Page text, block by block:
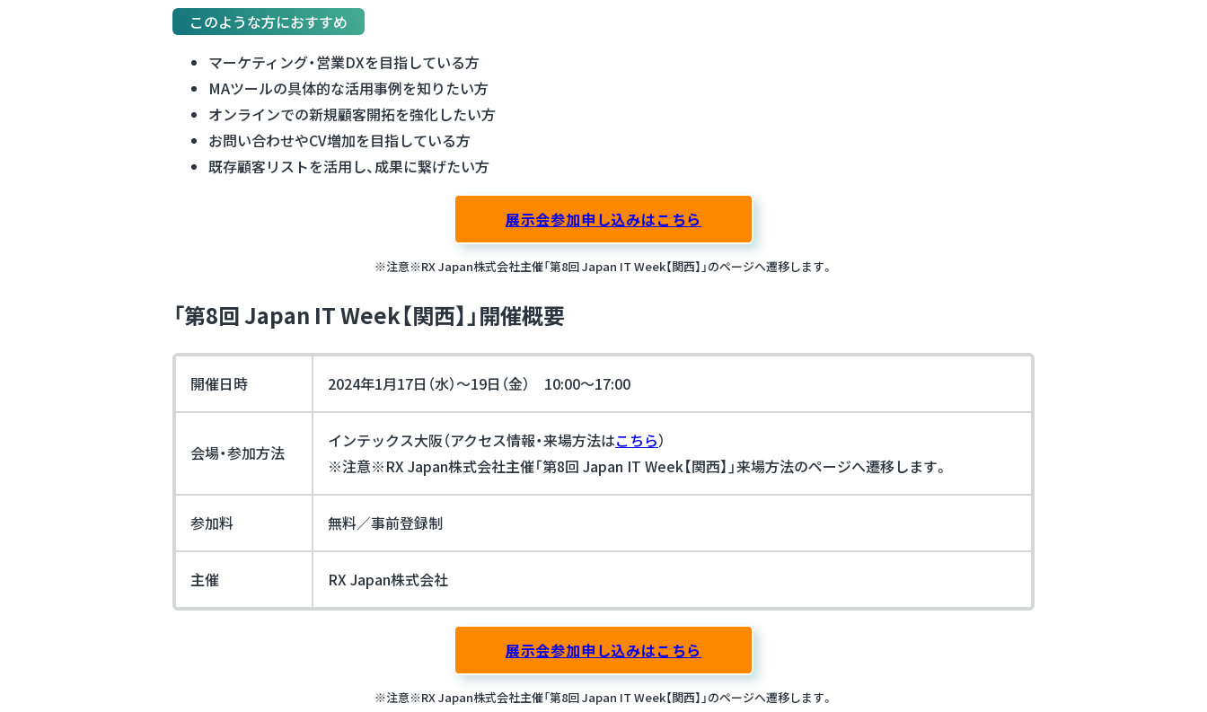
このような方におすすめ
マーケティング・営業DXを目指している方
MAツールの具体的な活用事例を知りたい方
オンラインでの新規顧客開拓を強化したい方
お問い合わせやCV増加を目指している方
既存顧客リストを活用し、成果に繋げたい方
展示会参加申し込みはこちら
※注意※RX Japan株式会社主催「第8回 Japan IT Week【関西】」のページへ遷移します。
「第8回 Japan IT Week【関西】」開催概要
開催日時 2024年1月17日（水）～19日（金） 10:00～17:00
会場・参加方法
インテックス大阪（アクセス情報・来場方法はこちら）
※注意※RX Japan株式会社主催「第8回 Japan IT Week【関西】」来場方法のページへ遷移します。
参加料 無料／事前登録制
主催 RX Japan株式会社
展示会参加申し込みはこちら
※注意※RX Japan株式会社主催「第8回 Japan IT Week【関西】」のページへ遷移します。